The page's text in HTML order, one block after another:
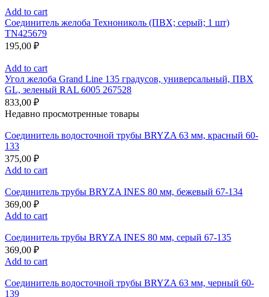
Add to cart
Соединитель желоба Технониколь (ПВХ; серый; 1 шт)
TN425679
195,00 ₽
Add to cart
Угол желоба Grand Line 135 градусов, универсальный, ПВХ
GL, зеленый RAL 6005 267528
833,00 ₽
Недавно просмотренные товары
Соединитель водосточной трубы BRYZA 63 мм, краcный 60-
133
375,00 ₽
Add to cart
Соединитель трубы BRYZA INES 80 мм, бежевый 67-134
369,00 ₽
Add to cart
Соединитель трубы BRYZA INES 80 мм, серый 67-135
369,00 ₽
Add to cart
Соединитель водосточной трубы BRYZA 63 мм, черный 60-
139